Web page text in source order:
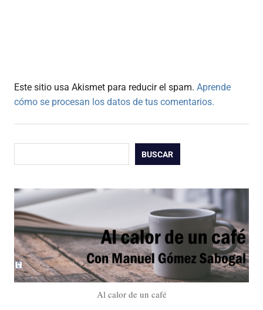
Este sitio usa Akismet para reducir el spam. Aprende
cómo se procesan los datos de tus comentarios.
BUSCAR
Al calor de un café